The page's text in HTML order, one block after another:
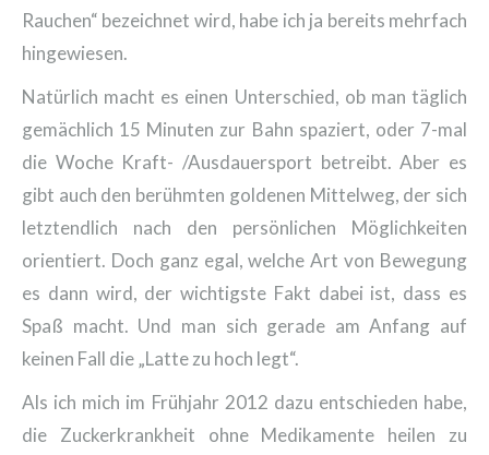
Rauchen“ bezeichnet wird, habe ich ja bereits mehrfach
hingewiesen.
Natürlich macht es einen Unterschied, ob man täglich
gemächlich 15 Minuten zur Bahn spaziert, oder 7-mal
die Woche Kraft- /Ausdauersport betreibt. Aber es
gibt auch den berühmten goldenen Mittelweg, der sich
letztendlich nach den persönlichen Möglichkeiten
orientiert. Doch ganz egal, welche Art von Bewegung
es dann wird, der wichtigste Fakt dabei ist, dass es
Spaß macht. Und man sich gerade am Anfang auf
keinen Fall die „Latte zu hoch legt“.
Als ich mich im Frühjahr 2012 dazu entschieden habe,
die Zuckerkrankheit ohne Medikamente heilen zu